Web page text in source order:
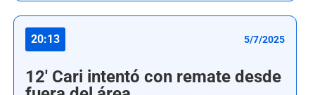
20:13 5/7/2025
12' Cari intentó con remate desde